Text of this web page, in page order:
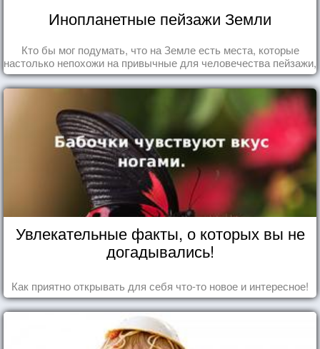
Инопланетные пейзажи Земли
Кто бы мог подумать, что на Земле есть места, которые
настолько непохожи на привычные для человечества пейзажи,
что кажутся и вовсе инопланетными!
Увлекательные факты, о которых вы не
догадывались!
Как приятно открывать для себя что-то новое и интересное!